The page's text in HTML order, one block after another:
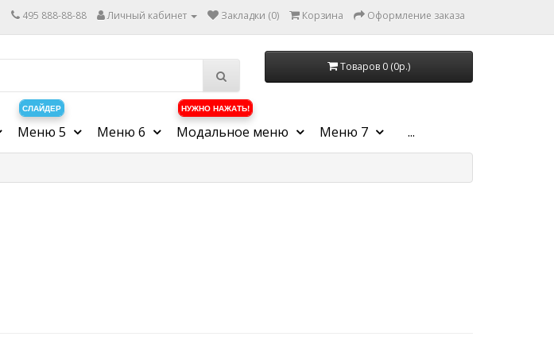
495 888-88-88 Личный кабинет Закладки (0) Корзина Оформление заказа
Товаров 0 (0р.)
СЛАЙДЕР
Меню 5 Меню 6
НУЖНО НАЖАТЬ!
Модальное меню Меню 7 ...